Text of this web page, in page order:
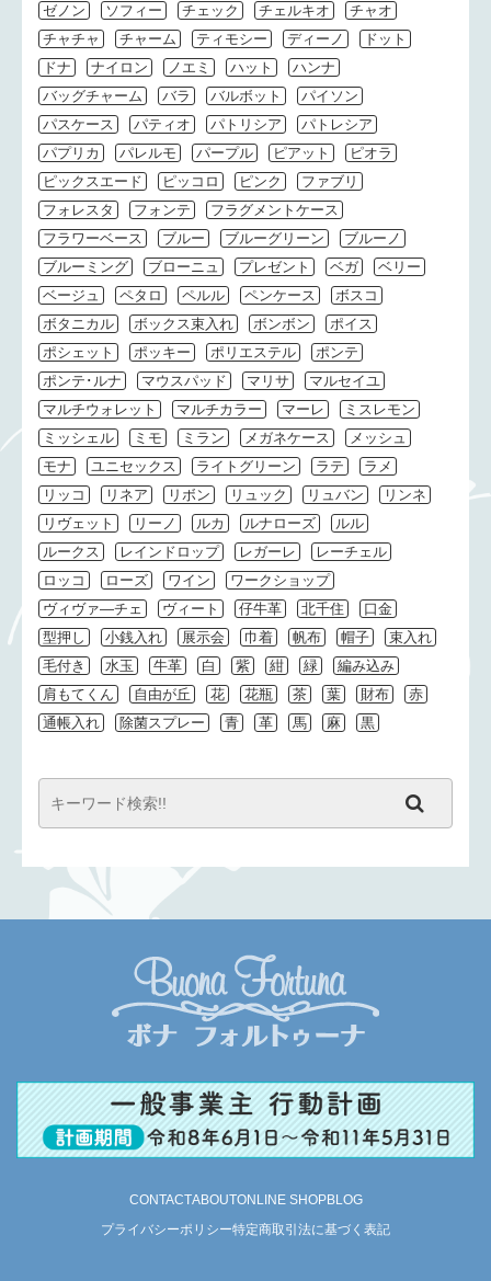
ゼノン
ソフィー チェック チェルキオ
チャオ
チャチャ
チャーム ティモシー ディーノ
ドット
ドナ
ナイロン ノエミ ハット
ハンナ
バッグチャーム
バラ バルボット
パイソン
パスケース
パティオ パトリシア
パトレシア
パプリカ
パレルモ パープル ピアット
ピオラ
ピックスエード
ピッコロ ピンク
ファブリ
フォレスタ
フォンテ
フラグメントケース
フラワーベース
ブルー ブルーグリーン
ブルーノ
ブルーミング
ブローニュ プレゼント ベガ
ベリー
ベージュ
ペタロ ペルル ペンケース
ボスコ
ボタニカル
ボックス束入れ ボンボン
ポイス
ポシェット
ポッキー ポリエステル
ポンテ
ポンテ･ルナ
マウスパッド マリサ
マルセイユ
マルチウォレット
マルチカラー マーレ
ミスレモン
ミッシェル
ミモ ミラン メガネケース
メッシュ
モナ
ユニセックス ライトグリーン ラテ
ラメ
リッコ
リネア リボン リュック リュバン
リンネ
リヴェット
リーノ ルカ ルナローズ
ルル
ルークス
レインドロップ レガーレ
レーチェル
ロッコ
ローズ ワイン
ワークショップ
ヴィヴァ―チェ
ヴィート 仔牛革 北千住
口金
型押し
小銭入れ 展示会 巾着 帆布 帽子
束入れ
毛付き
水玉 牛革 白 紫 紺 緑
編み込み
肩もてくん
自由が丘 花 花瓶 茶 葉 財布
赤
通帳入れ
除菌スプレー 青 革 馬 麻 黒
CONTACTABOUTONLINE SHOPBLOG
プライバシーポリシー特定商取引法に基づく表記